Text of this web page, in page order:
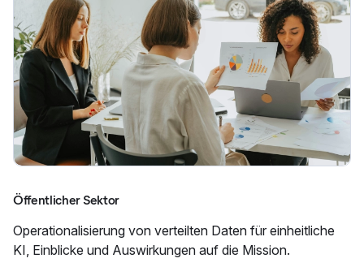
Öffentlicher Sektor
Operationalisierung von verteilten Daten für einheitliche
KI, Einblicke und Auswirkungen auf die Mission.